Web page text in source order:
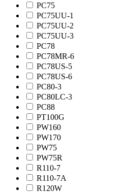
PC75
PC75UU-1
PC75UU-2
PC75UU-3
PC78
PC78MR-6
PC78US-5
PC78US-6
PC80-3
PC80LC-3
PC88
PT100G
PW160
PW170
PW75
PW75R
R110-7
R110-7A
R120W